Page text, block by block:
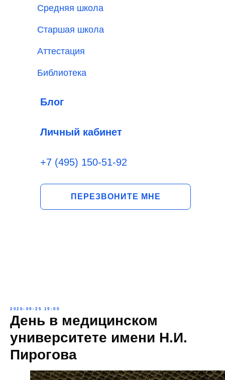
ПЕРЕЗВОНИТЕ МНЕ
Средняя школа
Старшая школа
Аттестация
Библиотека
Блог
Личный кабинет
+7 (495) 150-51-92
2025-09-25 19:00
День в медицинском
университете имени Н.И.
Пирогова